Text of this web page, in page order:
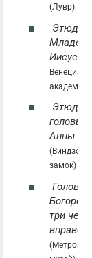
(Лувр)
Этюды
Иисуса
академии)
Этюд
головы
Анны
замок)
Голова
три
вправо